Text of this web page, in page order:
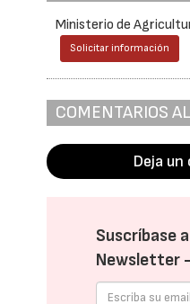
Ministerio de
Solicitar información
COMENTARIOS
Deja
Suscríbase
Newsletter -